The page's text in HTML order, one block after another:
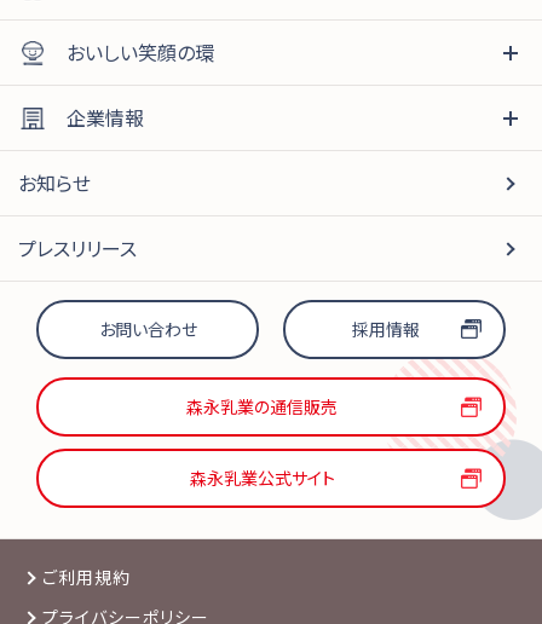
おいしい笑顔の環
企業情報
お知らせ
プレスリリース
お問い合わせ 採用情報
森永乳業の通信販売
森永乳業公式サイト
ご利用規約
プライバシーポリシー